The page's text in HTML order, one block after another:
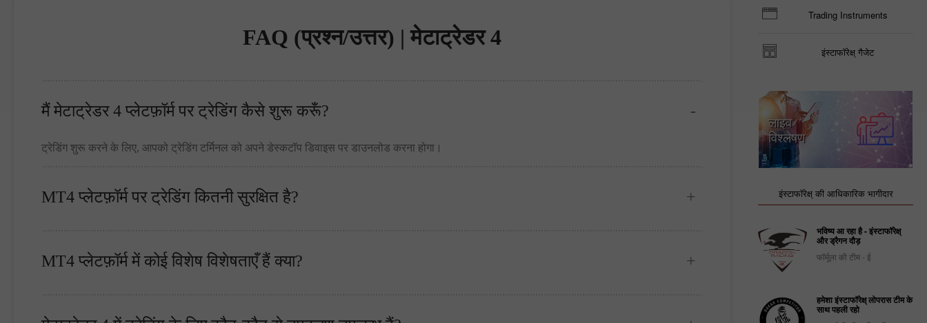
FAQ (प्रश्न/उत्तर) | मेटाट्रेडर 4
मैं मेटाट्रेडर 4 प्लेटफ़ॉर्म पर ट्रेडिंग कैसे शुरू करूँ?
ट्रेडिंग शुरू करने के लिए, आपको ट्रेडिंग टर्मिनल को अपने डेस्कटॉप डिवाइस पर डाउनलोड करना होगा।
MT4 प्लेटफ़ॉर्म पर ट्रेडिंग कितनी सुरक्षित है?
MT4 प्लेटफ़ॉर्म में कोई विशेष विशेषताएँ हैं क्या?
Trading Instruments
इंस्टाफॉरेक्ष् गैजेट
लाइव
विश्लेषण
इंस्टाफॉरेक्ष् की आधिकारिक भागीदार
भविष्य आ रहा है - इंस्टाफॉरेक्ष्
और ड्रैगन दौड़
फॉर्मूला की टीम - ई
हमेशा इंस्टाफॉरेक्ष् लोपरास टीम के
साथ पहली रहो